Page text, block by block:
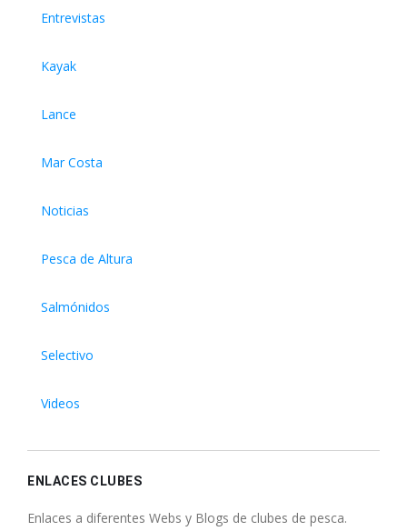
Entrevistas
Kayak
Lance
Mar Costa
Noticias
Pesca de Altura
Salmónidos
Selectivo
Videos
ENLACES CLUBES
Enlaces a diferentes Webs y Blogs de clubes de pesca.